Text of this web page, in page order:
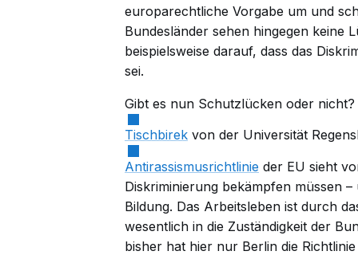
europarechtliche Vorgabe um und
Bundesländer sehen hingegen keine
beispielsweise darauf, dass das
sei.
Gibt es nun Schutzlücken oder
Tischbirek von der Universität
Antirassismusrichtlinie der EU sieht
Diskriminierung bekämpfen müssen
Bildung. Das Arbeitsleben ist durch
wesentlich in die Zuständigkeit der
bisher hat hier nur Berlin die